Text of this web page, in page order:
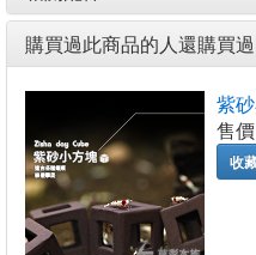
購買過此商品的人還購買過
紫
售價
收